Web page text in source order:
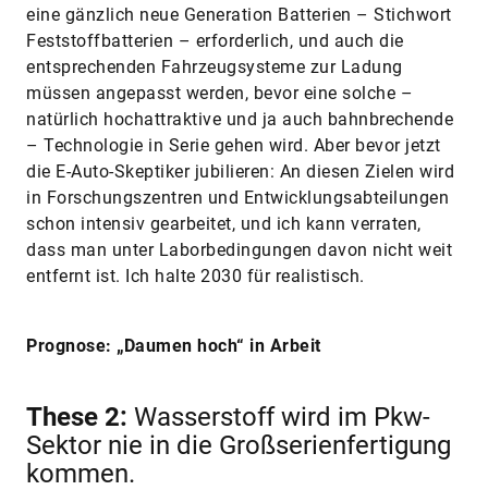
eine gänzlich neue Generation Batterien – Stichwort
Feststoffbatterien – erforderlich, und auch die
entsprechenden Fahrzeugsysteme zur Ladung
müssen angepasst werden, bevor eine solche –
natürlich hochattraktive und ja auch bahnbrechende
– Technologie in Serie gehen wird. Aber bevor jetzt
die E-Auto-Skeptiker jubilieren: An diesen Zielen wird
in Forschungszentren und Entwicklungsabteilungen
schon intensiv gearbeitet, und ich kann verraten,
dass man unter Laborbedingungen davon nicht weit
entfernt ist. Ich halte 2030 für realistisch.
Prognose: „Daumen hoch“ in Arbeit
These 2: Wasserstoff wird im Pkw-
Sektor nie in die Großserien­fertigung
kommen.